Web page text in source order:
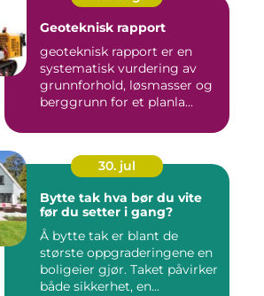
Geoteknisk rapport
geoteknisk rapport er en
systematisk vurdering av
grunnforhold, løsmasser og
berggrunn for et planla...
30. jul
Bytte tak hva bør du vite
før du setter i gang?
Å bytte tak er blant de
største oppgraderingene en
boligeier gjør. Taket påvirker
både sikkerhet, en...